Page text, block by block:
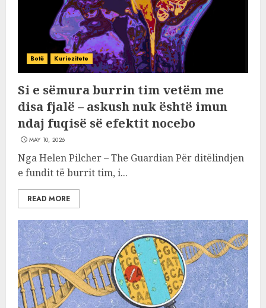
Botë Kuriozitete
Si e sëmura burrin tim vetëm me
disa fjalë – askush nuk është imun
ndaj fuqisë së efektit nocebo
MAY 10, 2026
Nga Helen Pilcher – The Guardian Për ditëlindjen
e fundit të burrit tim, i...
READ MORE